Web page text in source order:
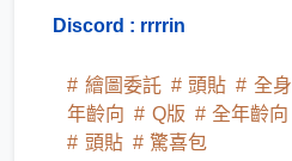
Discord : rrrrin
繪圖委託 頭貼 全身
年齡向
Q版 全年齡向
頭貼
驚喜包